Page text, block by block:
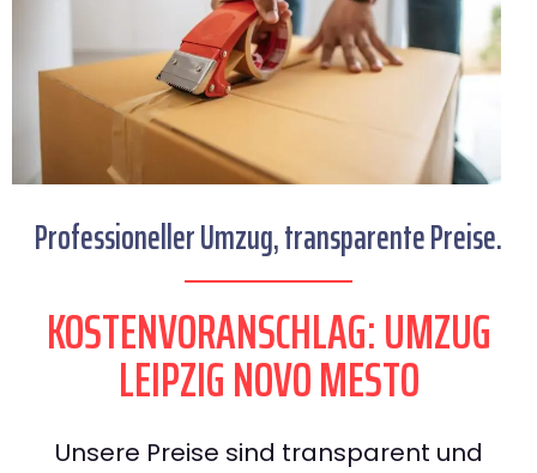
Professioneller Umzug, transparente Preise.
KOSTENVORANSCHLAG: UMZUG
LEIPZIG NOVO MESTO
Unsere Preise sind transparent und